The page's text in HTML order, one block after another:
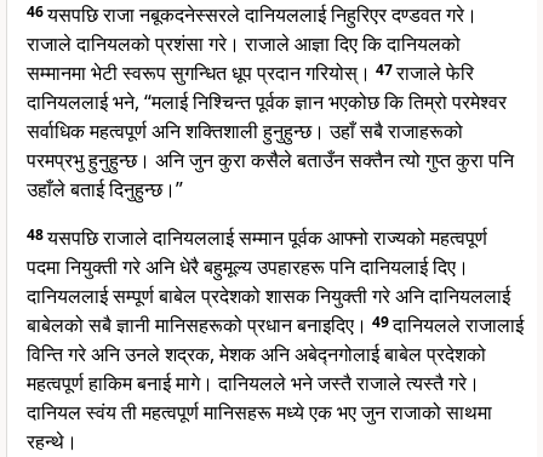
46यसपछि राजा नबूकदनेस्सरले दानियललाई निहुरिएर दण्डवत गरे।
राजाले दानियलको प्रशंसा गरे। राजाले आज्ञा दिए कि दानियलको
सम्मानमा भेटी स्वरूप सुगन्धित धूप प्रदान गरियोस्। 47राजाले फेरि
दानियललाई भने, “मलाई निश्चिन्त पूर्वक ज्ञान भएकोछ कि तिम्रो परमेश्वर
सर्वाधिक महत्वपूर्ण अनि शक्तिशाली हुनुहुन्छ। उहाँ सबै राजाहरूको
परमप्रभु हुनुहुन्छ। अनि जुन कुरा कसैले बताउँन सक्तैन त्यो गुप्त कुरा पनि
उहाँले बताई दिनुहुन्छ।”
48यसपछि राजाले दानियललाई सम्मान पूर्वक आफ्नो राज्यको महत्वपूर्ण
पदमा नियुक्ती गरे अनि धेरै बहुमूल्य उपहारहरू पनि दानियलाई दिए।
दानियललाई सम्पूर्ण बाबेल प्रदेशको शासक नियुक्ती गरे अनि दानियललाई
बाबेलको सबै ज्ञानी मानिसहरूको प्रधान बनाइदिए। 49दानियलले राजालाई
विन्ति गरे अनि उनले शद्रक, मेशक अनि अबेद्नगोलाई बाबेल प्रदेशको
महत्वपूर्ण हाकिम बनाई मागे। दानियलले भने जस्तै राजाले त्यस्तै गरे।
दानियल स्वंय ती महत्वपूर्ण मानिसहरू मध्ये एक भए जुन राजाको साथमा
रहन्थे।